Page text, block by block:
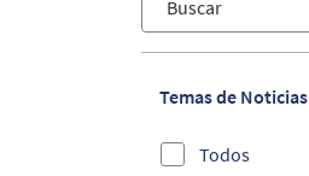
Temas de Noticias
Todos